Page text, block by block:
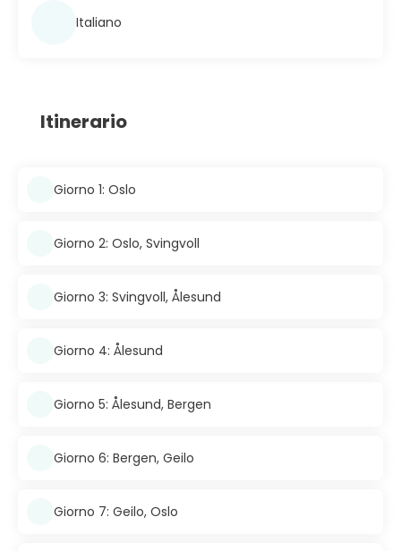
Italiano
Itinerario
Giorno 1: Oslo
Giorno 2: Oslo, Svingvoll
Giorno 3: Svingvoll, Ålesund
Giorno 4: Ålesund
Giorno 5: Ålesund, Bergen
Giorno 6: Bergen, Geilo
Giorno 7: Geilo, Oslo